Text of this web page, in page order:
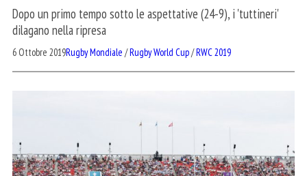
Dopo un primo tempo sotto le aspettative (24-9), i 'tuttineri'
dilagano nella ripresa
6 Ottobre 2019Rugby Mondiale /Rugby World Cup/RWC 2019